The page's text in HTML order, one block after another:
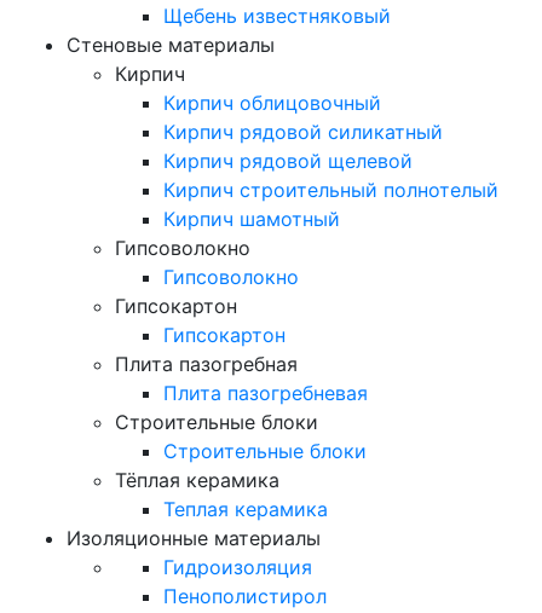
Щебень известняковый
Стеновые материалы
Кирпич
Кирпич облицовочный
Кирпич рядовой силикатный
Кирпич рядовой щелевой
Кирпич строительный полнотелый
Кирпич шамотный
Гипсоволокно
Гипсоволокно
Гипсокартон
Гипсокартон
Плита пазогребная
Плита пазогребневая
Строительные блоки
Строительные блоки
Тёплая керамика
Теплая керамика
Изоляционные материалы
Гидроизоляция
Пенополистирол